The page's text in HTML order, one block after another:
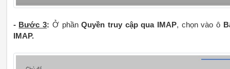
- Bước 3: Ở phầnQuyền truy cập qua IMAP, chọn vào ô
IMAP.